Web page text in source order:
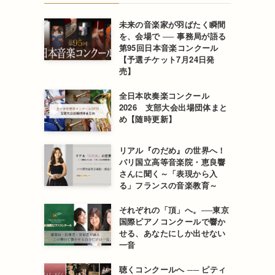
未来の音楽家が羽ばたく瞬間
を、会場で ── 事務局が語る
第95回日本音楽コンクール
【予選チケット7月24日発
売】
全日本吹奏楽コンクール
2026 支部大会出場団体まと
め【随時更新】
リアル『のだめ』の世界へ！
パリ国立高等音楽院・恵良響
さんに聞く～「表現から入
る」フランスの音楽教育～
それぞれの「頂」へ。──東京
国際ピアノコンクールで響か
せる、あなたにしか出せない
一音
聴くコンクールへ ── ピティ